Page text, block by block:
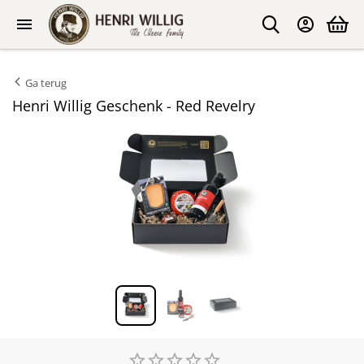
Ga terug
Henri Willig Geschenk - Red Revelry